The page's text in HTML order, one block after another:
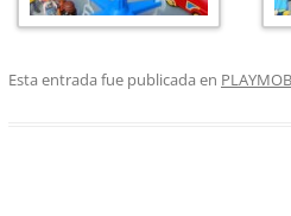
Esta entrada fue publicada en